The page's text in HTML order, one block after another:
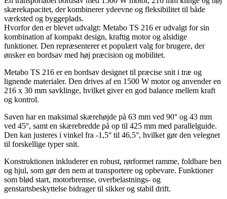
skærekapacitet, der kombinerer ydeevne og fleksibilitet til både
værksted og byggeplads.
Hvorfor den er blevet udvalgt: Metabo TS 216 er udvalgt for sin
kombination af kompakt design, kraftig motor og alsidige
funktioner. Den repræsenterer et populært valg for brugere, der
ønsker en bordsav med høj præcision og mobilitet.
Metabo TS 216 er en bordsav designet til præcise snit i træ og
lignende materialer. Den drives af en 1500 W motor og anvender en
216 x 30 mm savklinge, hvilket giver en god balance mellem kraft
og kontrol.
Saven har en maksimal skærehøjde på 63 mm ved 90° og 43 mm
ved 45°, samt en skærebredde på op til 425 mm med parallelguide.
Den kan justeres i vinkel fra -1,5° til 46,5°, hvilket gør den velegnet
til forskellige typer snit.
Konstruktionen inkluderer en robust, rørformet ramme, foldbare ben
og hjul, som gør den nem at transportere og opbevare. Funktioner
som blød start, motorbremse, overbelastnings- og
genstartsbeskyttelse bidrager til sikker og stabil drift.